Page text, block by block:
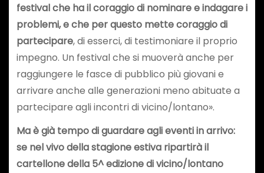
festival che ha il coraggio di nominare e indagare i
problemi, e che per questo mette coraggio di
partecipare, di esserci, di testimoniare il proprio
impegno. Un festival che si muoverà anche per
raggiungere le fasce di pubblico più giovani e
arrivare anche alle generazioni meno abituate a
partecipare agli incontri di vicino/lontano».
Ma è già tempo di guardare agli eventi in arrivo:
se nel vivo della stagione estiva ripartirà il
cartellone della 5^ edizione di vicino/lontano